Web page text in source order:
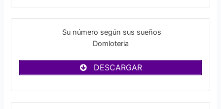
Su número según sus sueños
Domloteria
DESCARGAR